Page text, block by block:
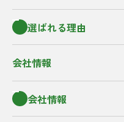
選ばれる理由
会社情報
会社情報